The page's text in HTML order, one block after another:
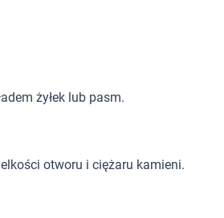
żyłek lub pasm.
otworu i ciężaru kamieni.